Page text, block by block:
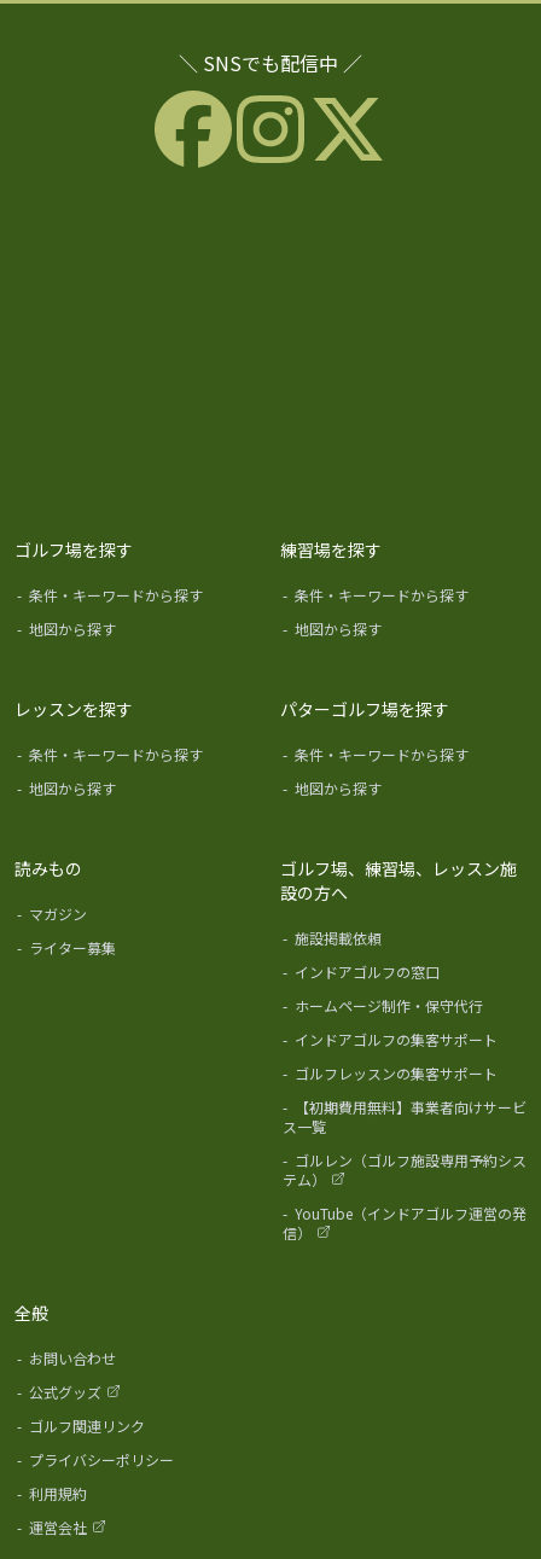
＼ SNSでも配信中 ／
ゴルフ場を探す
- 条件・キーワードから探す
- 地図から探す
練習場を探す
- 条件・キーワードから探す
- 地図から探す
レッスンを探す
- 条件・キーワードから探す
- 地図から探す
パターゴルフ場を探す
- 条件・キーワードから探す
- 地図から探す
読みもの
- マガジン
- ライター募集
ゴルフ場、練習場、レッスン施
設の方へ
- 施設掲載依頼
- インドアゴルフの窓口
- ホームページ制作・保守代行
- インドアゴルフの集客サポート
- ゴルフレッスンの集客サポート
-
【初期費用無料】事業者向けサービ
ス一覧
- ゴルレン（ゴルフ施設専用予約シス
テム）
- YouTube（インドアゴルフ運営の発
信）
全般
- お問い合わせ
- 公式グッズ
- ゴルフ関連リンク
- プライバシーポリシー
- 利用規約
- 運営会社